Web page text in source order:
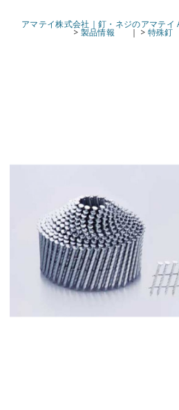
アマテイ株式会社｜釘・ネジのアマテ
>製品情報 > 特殊釘